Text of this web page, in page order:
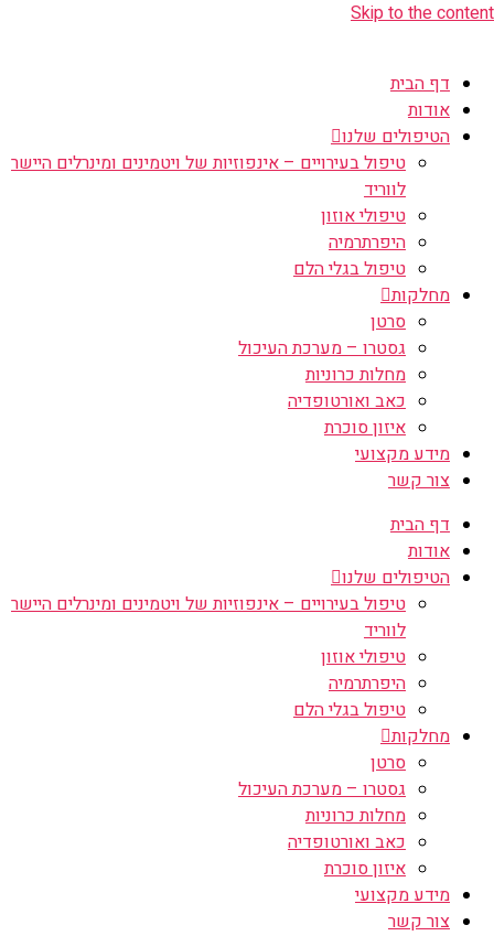
Skip to the content
דף הבית
אודות
הטיפולים שלנו
טיפול בעירויים – אינפוזיות של ויטמינים ומינרלים היישר
לווריד
טיפולי אוזון
היפרתרמיה
טיפול בגלי הלם
מחלקות
סרטן
גסטרו – מערכת העיכול
מחלות כרוניות
כאב ואורטופדיה
איזון סוכרת
מידע מקצועי
צור קשר
דף הבית
אודות
הטיפולים שלנו
טיפול בעירויים – אינפוזיות של ויטמינים ומינרלים היישר
לווריד
טיפולי אוזון
היפרתרמיה
טיפול בגלי הלם
מחלקות
סרטן
גסטרו – מערכת העיכול
מחלות כרוניות
כאב ואורטופדיה
איזון סוכרת
מידע מקצועי
צור קשר